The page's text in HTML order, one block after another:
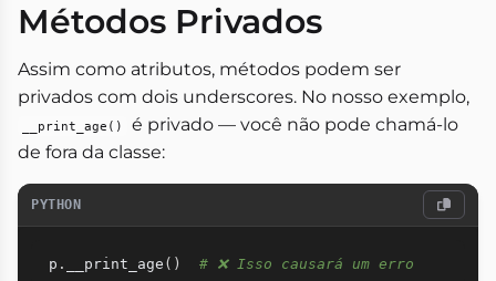
Métodos Privados
Assim como atributos, métodos podem ser
privados com dois underscores. No nosso exemplo,
__print_age()
é privado — você não pode chamá-lo
de fora da classe:
PYTHON
p . __print_age ( ) # ❌ Isso causará um erro